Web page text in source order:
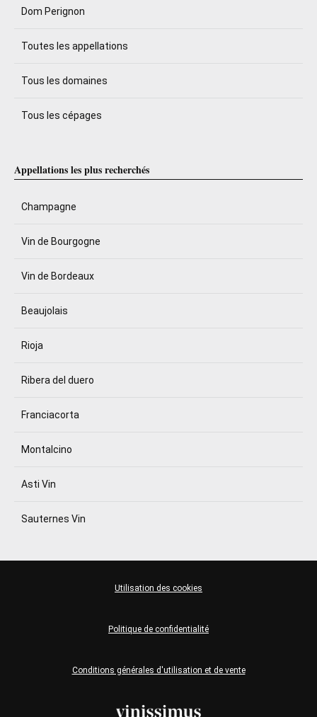
Dom Perignon
Toutes les appellations
Tous les domaines
Tous les cépages
Appellations les plus recherchés
Champagne
Vin de Bourgogne
Vin de Bordeaux
Beaujolais
Rioja
Ribera del duero
Franciacorta
Montalcino
Asti Vin
Sauternes Vin
Conditions générales d'utilisation et de vente
Politique de confidentialité
Utilisation des cookies